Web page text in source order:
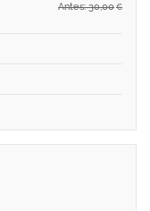
Antes: 30,00 €